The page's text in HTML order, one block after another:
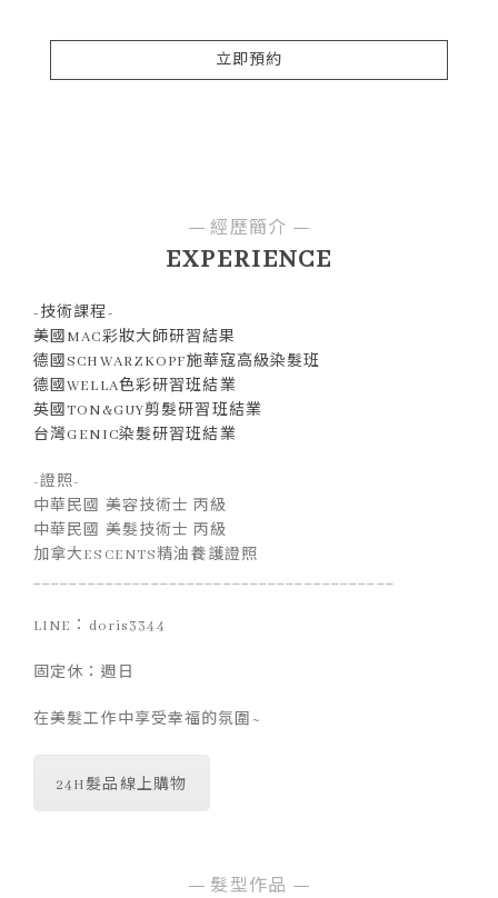
立即預約
EXPERIENCE
經歷簡介
-技術課程-
美國MAC彩妝大師研習結果
德國SCHWARZKOPF施華寇高級染髮班
德國WELLA色彩研習班結業
英國TON&GUY剪髮研習班結業
台灣GENIC染髮研習班結業
-證照-
中華民國 美容技術士 丙級
中華民國 美髮技術士 丙級
加拿大ESCENTS精油養護證照
________________________________________
LINE：doris3344
固定休：週日
在美髮工作中享受幸福的氛圍~
24H髮品線上購物
髮型作品